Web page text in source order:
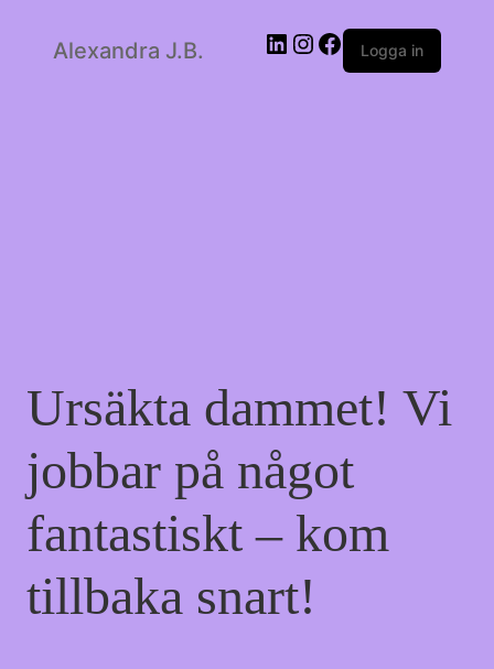
Alexandra J.B. LinkedIn
Instagram
Facebook
Logga in
Ursäkta dammet! Vi
jobbar på något
fantastiskt – kom
tillbaka snart!